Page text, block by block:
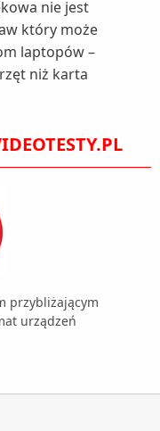
nie jest
który może
laptopów –
niż karta
przybliżającym
urządzeń